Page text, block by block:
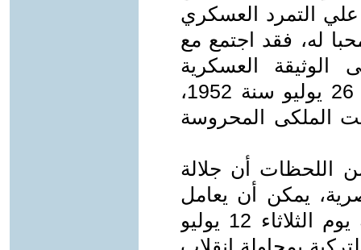
علي التمرد العسكري
له، فقد اجتمع مع
الوثيقة العسكرية
بالتنازب حقنا لدماء المصريين، وفى 26 يوليو سنة 1952،
الملكى المحروسة
اللحظات أن جلالة
يمكن أن يعامل
جيشه بمثل ما عامل أردوغان جيشه يوم الثلاثاء 12 يوليو